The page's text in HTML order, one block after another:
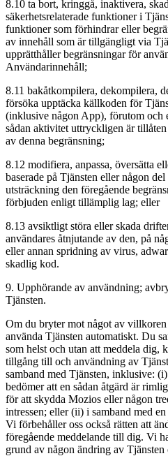
8.10 ta bort, kringgå, inaktivera,
säkerhetsrelaterade funktioner i
funktioner som förhindrar eller
av innehåll som är tillgängligt via
upprätthåller begränsningar för
Användarinnehåll;
8.11 bakåtkompilera, dekompilera,
försöka upptäcka källkoden för
(inklusive någon App), förutom och
sådan aktivitet uttryckligen är
av denna begränsning;
8.12 modifiera, anpassa, översätta
baserade på Tjänsten eller någon
utsträckning den föregående
förbjuden enligt tillämplig lag; eller
8.13 avsiktligt störa eller skada
användares åtnjutande av den, på
eller annan spridning av virus,
skadlig kod.
9. Upphörande av användning;
Tjänsten.
Om du bryter mot något av
använda Tjänsten automatiskt. Du
som helst och utan att meddela dig,
tillgång till och användning av
samband med Tjänsten, inklusive:
bedömer att en sådan åtgärd är
för att skydda Mozios eller någon
intressen; eller (ii) i samband med
Vi förbehåller oss också rätten att
föregående meddelande till dig. Vi
grund av någon ändring av